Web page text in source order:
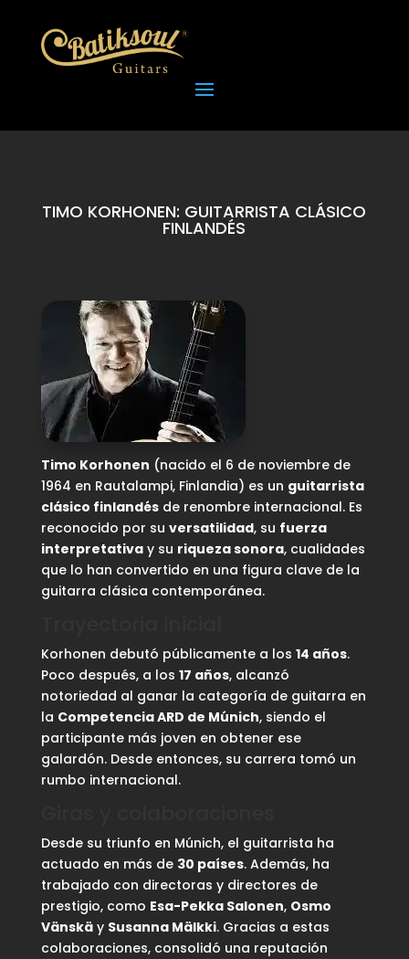
TIMO KORHONEN: GUITARRISTA CLÁSICO
FINLANDÉS
Timo Korhonen (nacido el 6 de noviembre de
1964 en Rautalampi, Finlandia) es un guitarrista
clásico finlandésde renombre internacional. Es
reconocido por su versatilidad, su fuerza
interpretativay su riqueza sonora, cualidades
que lo han convertido en una figura clave de la
guitarra clásica contemporánea.
Korhonen debutó públicamente a los 14 años.
Poco después, a los 17 años, alcanzó
notoriedad al ganar la categoría de guitarra en
la Competencia ARD de Múnich, siendo el
participante más joven en obtener ese
galardón. Desde entonces, su carrera tomó un
rumbo internacional.
Desde su triunfo en Múnich, el guitarrista ha
actuado en más de 30 países. Además, ha
trabajado con directoras y directores de
prestigio, como Esa-Pekka Salonen, Osmo
Vänskäy Susanna Mälkki. Gracias a estas
colaboraciones, consolidó una reputación